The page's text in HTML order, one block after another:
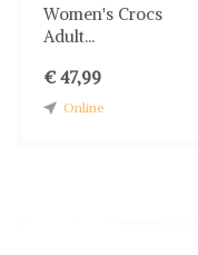
Women's Crocs
Adult...
€ 47,99
Online